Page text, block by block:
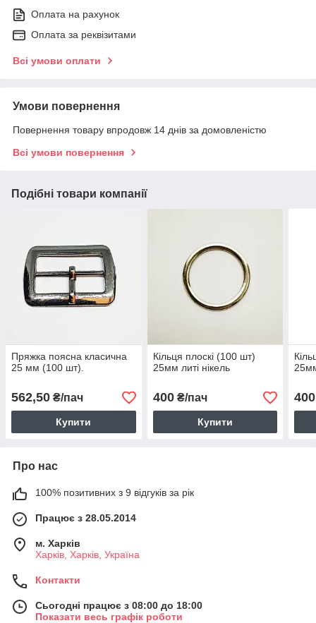
Оплата на рахунок
Оплата за реквізитами
Всі умови оплати
Умови повернення
Повернення товару впродовж 14 днів за домовленістю
Всі умови повернення
Подібні товари компанії
Пряжка поясна класична
25 мм (100 шт).
562,50 ₴/пач
Купити
Кільця плоскі (100 шт)
25мм литі нікель
400₴/пач
Купити
400
Про нас
100% позитивних з 9 відгуків за рік
Працює з 28.05.2014
м. Харків
Харків, Харків, Україна
Контакти
Сьогодні працює з 08:00 до 18:00
Показати весь графік роботи